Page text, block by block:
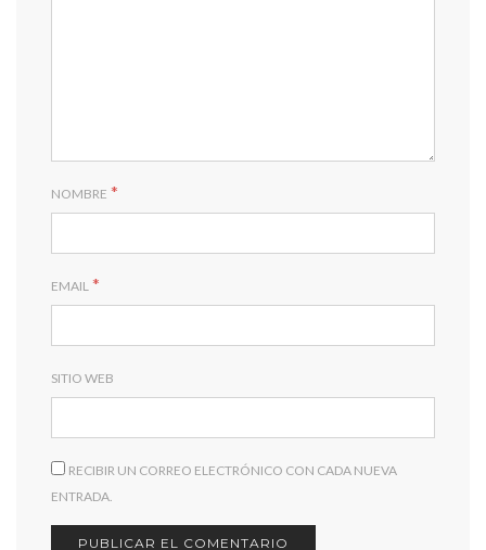
NOMBRE *
EMAIL *
SITIO WEB
RECIBIR UN CORREO ELECTRÓNICO CON CADA NUEVA
ENTRADA.